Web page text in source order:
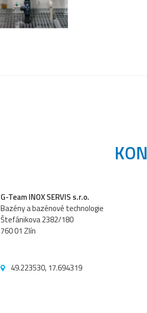
G-Team INOX SERVIS s.r.o.
Bazény a bazénové technologie
Štefánikova 2382/180
760 01 Zlín
49.223530, 17.694319